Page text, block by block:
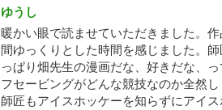
ゆうし
暖かい眼で読ませていただきました。
間ゆっくりとした時間を感じました。
っぱり畑先生の漫画だな、好きだな、
フセービングがどんな競技なのか全然
師匠もアイスホッケーを知らずにアイ